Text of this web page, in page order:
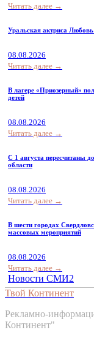
Читать далее →
Уральская актриса
08.08.2026
Читать далее →
В лагере «Приозерный»
детей
08.08.2026
Читать далее →
С 1 августа пересчитаны
области
08.08.2026
Читать далее →
В шести городах
массовых мероприятий
08.08.2026
Читать далее →
Новости СМИ2
Твой Континент
Рекламно-
Континент"